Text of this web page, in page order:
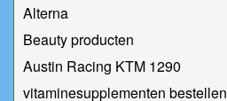
Alterna
Beauty producten
Austin Racing KTM 1290
vitaminesupplementen bestellen